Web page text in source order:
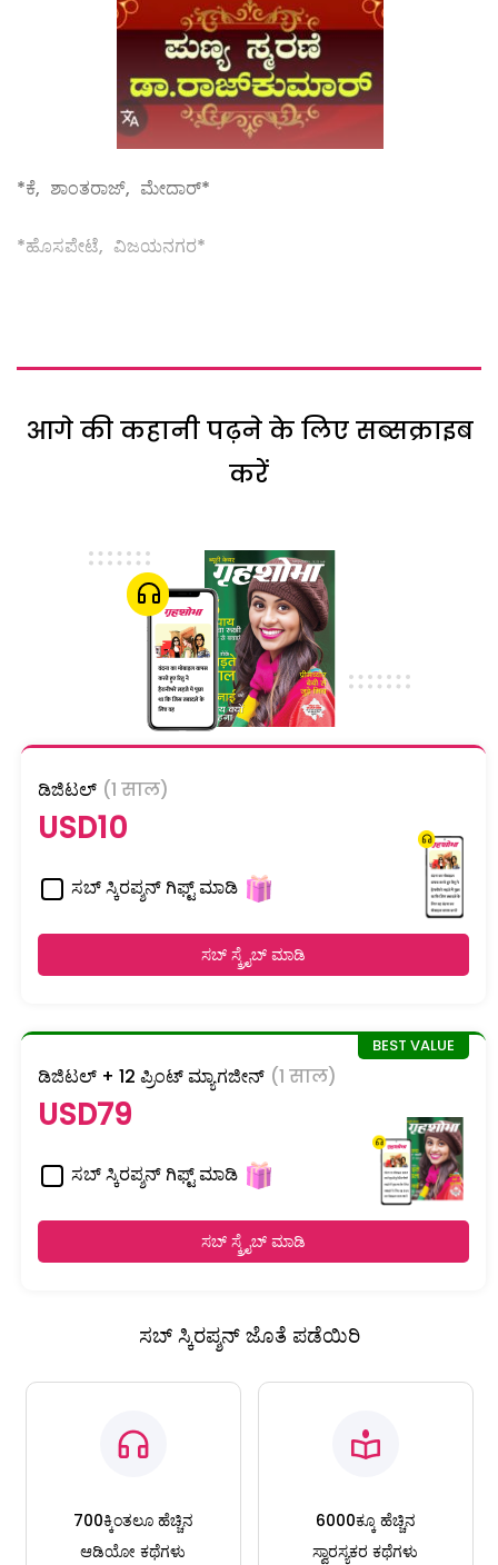
*ಕೆ, ಶಾಂತರಾಜ್, ಮೇದಾರ್*
*ಹೊಸಪೇಟೆ, ವಿಜಯನಗರ*
आगे की कहानी पढ़ने के लिए सब्सक्राइब
करें
ಡಿಜಿಟಲ್ (1 साल)
USD10
ಸಬ್ ಸ್ಕಿರಪ್ಶನ್ ಗಿಫ್ಟ್ ಮಾಡಿ
ಸಬ್ ಸ್ಕ್ರೈಬ್ ಮಾಡಿ
ಡಿಜಿಟಲ್ + 12 ಪ್ರಿಂಟ್ ಮ್ಯಾಗಜೀನ್ (1 साल)
USD79
ಸಬ್ ಸ್ಕಿರಪ್ಶನ್ ಗಿಫ್ಟ್ ಮಾಡಿ
ಸಬ್ ಸ್ಕ್ರೈಬ್ ಮಾಡಿ
ಸಬ್ ಸ್ಕಿರಪ್ಶನ್ ಜೊತೆ ಪಡೆಯಿರಿ
700ಕ್ಕಿಂತಲೂ ಹೆಚ್ಚಿನ
ಆಡಿಯೋ ಕಥೆಗಳು
6000ಕ್ಕೂ ಹೆಚ್ಚಿನ
ಸ್ವಾರಸ್ಯಕರ ಕಥೆಗಳು